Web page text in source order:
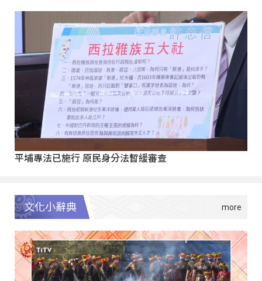
平埔專法已施行 原民身分法暫緩審查
文化小辭典